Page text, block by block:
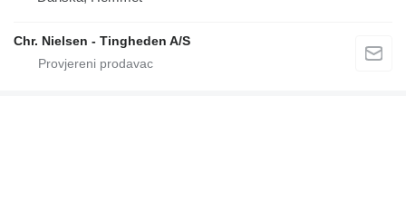
Chr. Nielsen - Tingheden A/S